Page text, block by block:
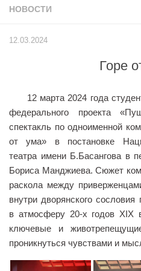
Учёный совет
Контакты РГУ СоцТех
Абитуриенту
Рейтинговые списки
Рекомендованные к
Приказы о зачислении
Личный кабинет
Расписание учебных
полугодие
Коллективные творческие
НОВОСТИ
12.03.2024
Горе
12 марта 2024 года
федерального проекта
спектакль по одноименной
от ума» в постановке
театра имени Б.Басангова в
Бориса Манджиева. Сюжет
раскола между
внутри дворянского сословия
в атмосферу 20-х годов XIX
ключевые и
проникнуться чувствами и